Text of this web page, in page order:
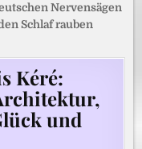
Nervensägen
Schlaf rauben
Kéré:
und